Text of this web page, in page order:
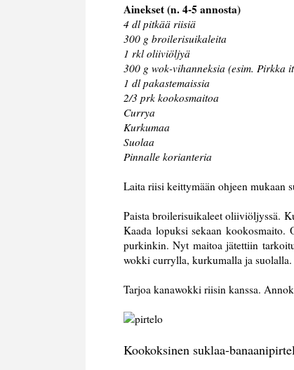
Ainekset (n. 4-5 annosta)
4 dl pitkää riisiä
300 g broilerisuikaleita
1 rkl oliiviöljyä
300 g wok-vihanneksia (esim. Pirkka
1 dl pakastemaissia
2/3 prk kookosmaitoa
Currya
Kurkumaa
Suolaa
Pinnalle korianteria
Laita riisi keittymään ohjeen mukaan
Paista broilerisuikaleet oliiviöljyssä.
Kaada lopuksi sekaan kookosmaito.
purkinkin. Nyt maitoa jätettiin
wokki currylla, kurkumalla ja suolalla.
Tarjoa kanawokki riisin kanssa.
Kookoksinen suklaa-